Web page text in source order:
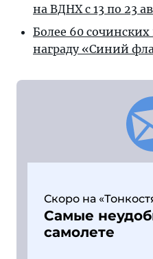
на ВДНХ с 13 по 23
Более 60
награду «Синий
Скоро на
Самые
самолете